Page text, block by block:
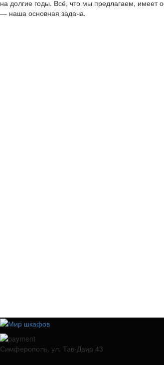
на долгие годы. Всё, что мы предлагаем,
— наша основная задача.
Симферополь, ул. Тав-Даир 43